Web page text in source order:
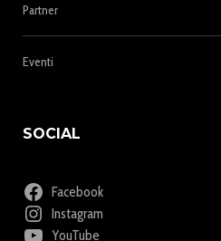
Partner
Eventi
SOCIAL
Facebook
Instagram
YouTube